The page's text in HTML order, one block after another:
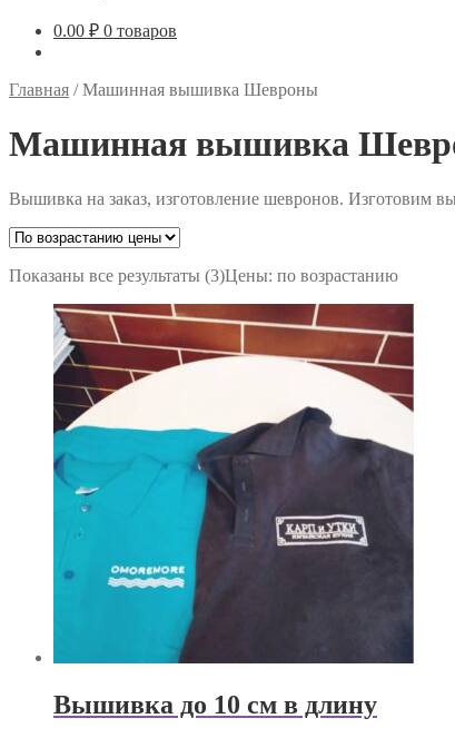
0.00 ₽ 0 товаров
Главная /Машинная вышивка Шевроны
Машинная вышивка
Вышивка на заказ, изготовление шевронов. Изготовим
Показаны все результаты (3)Цены: по возрастанию
Вышивка до 10 см в длину